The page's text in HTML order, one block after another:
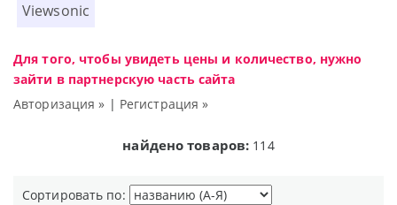
Viewsonic
Для того, чтобы увидеть цены и количество, нужно
зайти в партнерскую часть сайта
Авторизация » | Регистрация »
найдено товаров: 114
Сортировать по: